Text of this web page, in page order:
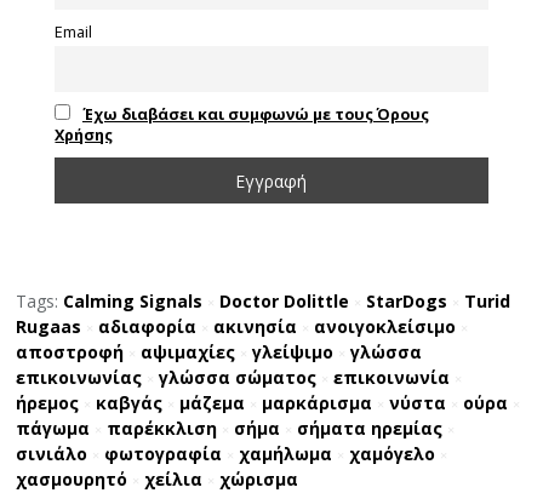
Email
Έχω διαβάσει και συμφωνώ με τους Όρους
Χρήσης
Tags: Calming Signals Doctor Dolittle StarDogs
Turid
Rugaas
αδιαφορία ακινησία ανοιγοκλείσιμο
αποστροφή αψιμαχίες γλείψιμο
γλώσσα
επικοινωνίας
γλώσσα σώματος επικοινωνία
ήρεμος καβγάς μάζεμα μαρκάρισμα νύστα ούρα
πάγωμα παρέκκλιση σήμα σήματα ηρεμίας
σινιάλο φωτογραφία χαμήλωμα χαμόγελο
χασμουρητό χείλια χώρισμα